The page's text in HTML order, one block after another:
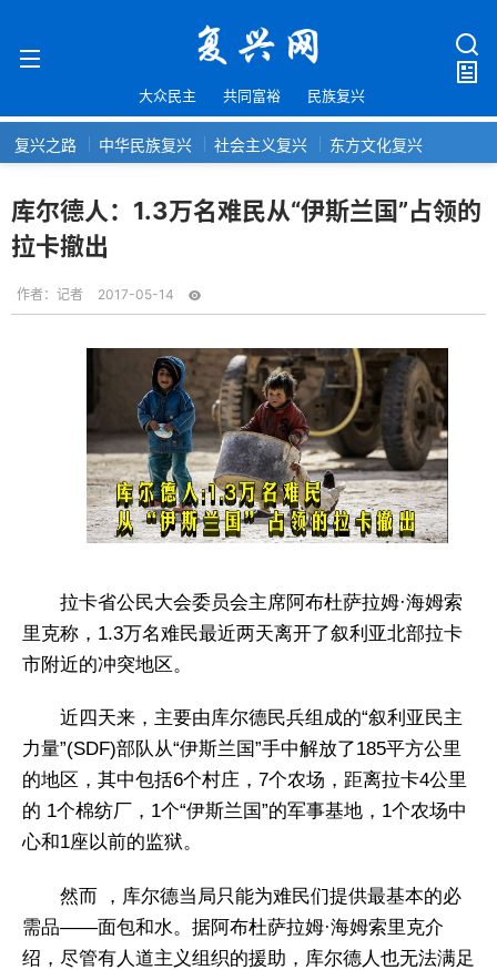
大众民主 共同富裕 民族复兴
复兴之路 中华民族复兴 社会主义复兴 东方文化复兴
库尔德人：1.3万名难民从“伊斯兰国”占领的
拉卡撤出
作者： 记者 2017-05-14
拉卡省公民大会委员会主席阿布杜萨拉姆·海姆索
里克称，1.3万名难民最近两天离开了叙利亚北部拉卡
市附近的冲突地区。
近四天来，主要由库尔德民兵组成的“叙利亚民主
力量”(SDF)部队从“伊斯兰国”手中解放了185平方公里
的地区，其中包括6个村庄，7个农场，距离拉卡4公里
的 1个棉纺厂，1个“伊斯兰国”的军事基地，1个农场中
心和1座以前的监狱。
然而 ，库尔德当局只能为难民们提供最基本的必
需品——面包和水。据阿布杜萨拉姆·海姆索里克介
绍，尽管有人道主义组织的援助，库尔德人也无法满足